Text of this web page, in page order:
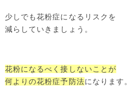
少しでも花粉症になるリスクを
減らしていきましょう。
花粉になるべく接しないことが
何よりの花粉症予防法になります。